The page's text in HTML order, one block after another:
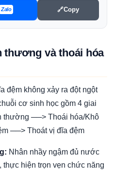
Zalo 🔗Copy
thương và thoái hóa
đệm không xảy ra đột ngột
cơ sinh học gồm 4 giai
thường ──> Thoái hóa/Khô
──> Thoát vị đĩa đệm
Nhân nhầy ngậm đủ nước
thực hiện trọn vẹn chức năng